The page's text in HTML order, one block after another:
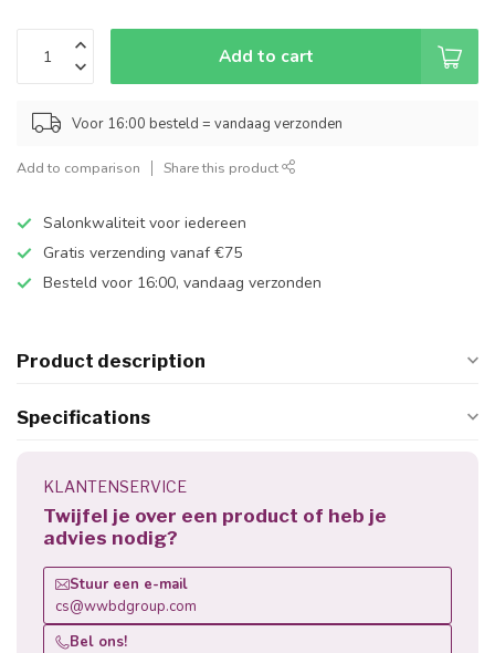
Add to cart
Voor 16:00 besteld = vandaag verzonden
Add to comparison Share this product
Salonkwaliteit voor iedereen
Gratis verzending vanaf €75
Besteld voor 16:00, vandaag verzonden
Product description
Specifications
KLANTENSERVICE
Twijfel je over een product of heb je
advies nodig?
Stuur een e-mail
cs@wwbdgroup.com
Bel ons!